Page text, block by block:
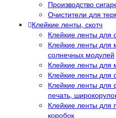
Производство
Очистители для
Клейкие ленты, скотч
Клейкие ленты для
Клейкие ленты для
солнечных модулей
Клейкие ленты для
Клейкие ленты для
Клейкие ленты для
печать,
Клейкие ленты для
коробок